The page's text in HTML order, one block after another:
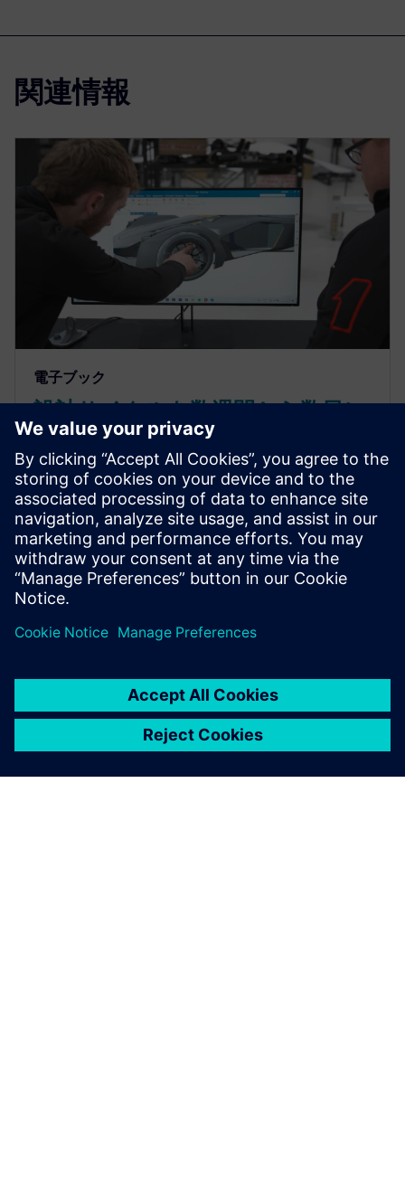
関連情報
電子ブック
設計サイクルを数週間から数日に
短縮: エンジニアリングの未来が
ここにある
大手航空宇宙メーカーは、インテリジェントな自動
化と領域の枠を超えたコラボレーションにより、設
計の検証時間を90%短縮しています。御社のチーム
が同じ画期的な結果を達成する方法をご覧くださ
い。